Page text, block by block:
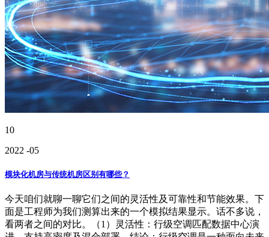
10
2022 -05
模块化机房与传统机房区别有哪些？
今天咱们就聊一聊它们之间的灵活性及可靠性和节能效果。下
面是工程师为我们测算出来的一个模拟结果显示。话不多说，
看两者之间的对比。（1）灵活性：行级空调匹配数据中心演